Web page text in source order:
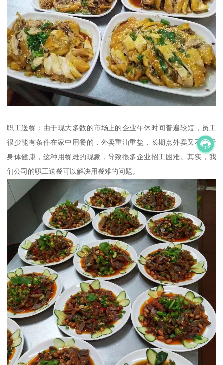
职工送餐：由于现大多数的市场上的企业午休时间普遍较短，员工
很少能有条件在家中用餐的，外卖重油重盐，长期点外卖又不利于
身体健康，这种用餐难的现象，导致很多企业招工困难。其实，我
们公司的职工送餐可以解决用餐难的问题。